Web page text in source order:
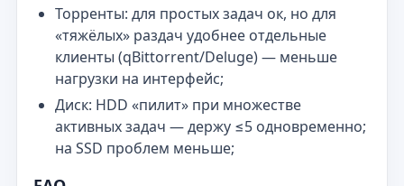
Торренты: для простых задач ок, но для
«тяжёлых» раздач удобнее отдельные
клиенты (qBittorrent/Deluge) — меньше
нагрузки на интерфейс;
Диск: HDD «пилит» при множестве
активных задач — держу ≤5 одновременно;
на SSD проблем меньше;